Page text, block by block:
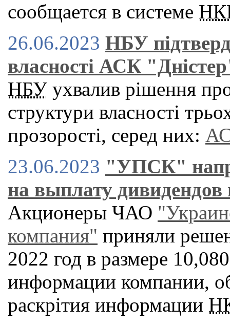
сообщается в системе
26.06.2023 НБУ
власності АСК
НБУ ухвалив рішення
структури власності
прозорості, серед них:
23.06.2023 "УПСК"
на выплату дивидендов
Акционеры ЧАО
компания" приняли
2022 год в размере
информации компании,
раскрітия информации